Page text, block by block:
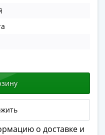
о доставке и